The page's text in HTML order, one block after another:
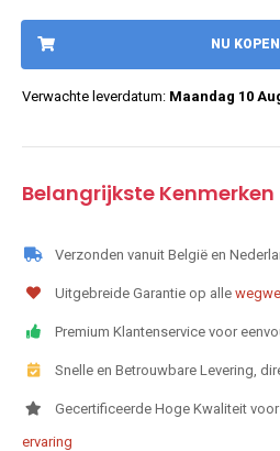
NU KOPEN
Verwachte leverdatum: Maandag 10
Belangrijkste Kenmerken
Verzonden vanuit België en
Uitgebreide Garantie op alle
Premium Klantenservice voor
Snelle en Betrouwbare Levering,
Gecertificeerde Hoge Kwaliteit
ervaring